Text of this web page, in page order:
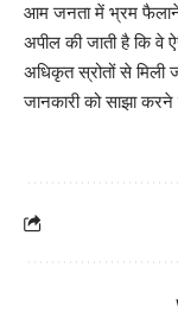
आम जनता में भ्रम फैलाने
अपील की जाती है कि वे
अधिकृत स्रोतों से मिली
जानकारी को साझा